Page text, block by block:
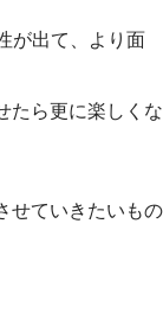
が出て、より面
たら更に楽しくな
せていきたいもの